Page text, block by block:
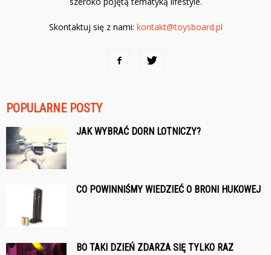
Skontaktuj się z nami: kontakt@toysboard.pl
POPULARNE POSTY
JAK WYBRAĆ DORN LOTNICZY?
CO POWINNIŚMY WIEDZIEĆ O BRONI HUKOWEJ
BO TAKI DZIEŃ ZDARZA SIĘ TYLKO RAZ